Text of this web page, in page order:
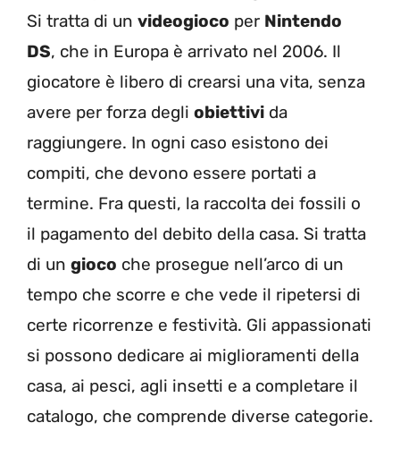
Si tratta di un videogioco per Nintendo
DS, che in Europa è arrivato nel 2006. Il
giocatore è libero di crearsi una vita, senza
avere per forza degli obiettivi da
raggiungere. In ogni caso esistono dei
compiti, che devono essere portati a
termine. Fra questi, la raccolta dei fossili o
il pagamento del debito della casa. Si tratta
di un gioco che prosegue nell’arco di un
tempo che scorre e che vede il ripetersi di
certe ricorrenze e festività. Gli appassionati
si possono dedicare ai miglioramenti della
casa, ai pesci, agli insetti e a completare il
catalogo, che comprende diverse categorie.